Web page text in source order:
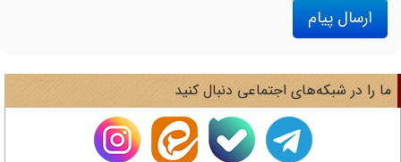
ارسال پیام
را در شبکه‌های اجتماعی دنبال کنید